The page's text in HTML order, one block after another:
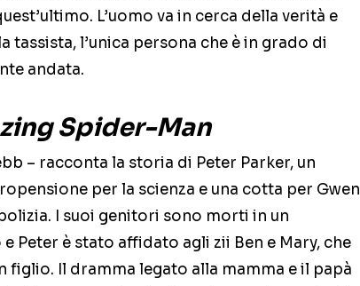
L’uomo va in cerca della verità e
tassista, l’unica persona che è in grado di
andata.
Spider-Man
– racconta la storia di Peter Parker, un
per la scienza e una cotta per Gwen
I suoi genitori sono morti in un
Peter è stato affidato agli zii Ben e Mary, che
figlio. Il dramma legato alla mamma e il papà